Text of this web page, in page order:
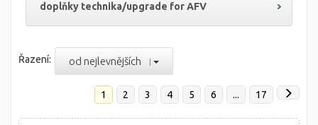
doplňky technika/upgrade for AFV
Řazení: od nejlevnějších
1 2 3 4 5 6 ... 17